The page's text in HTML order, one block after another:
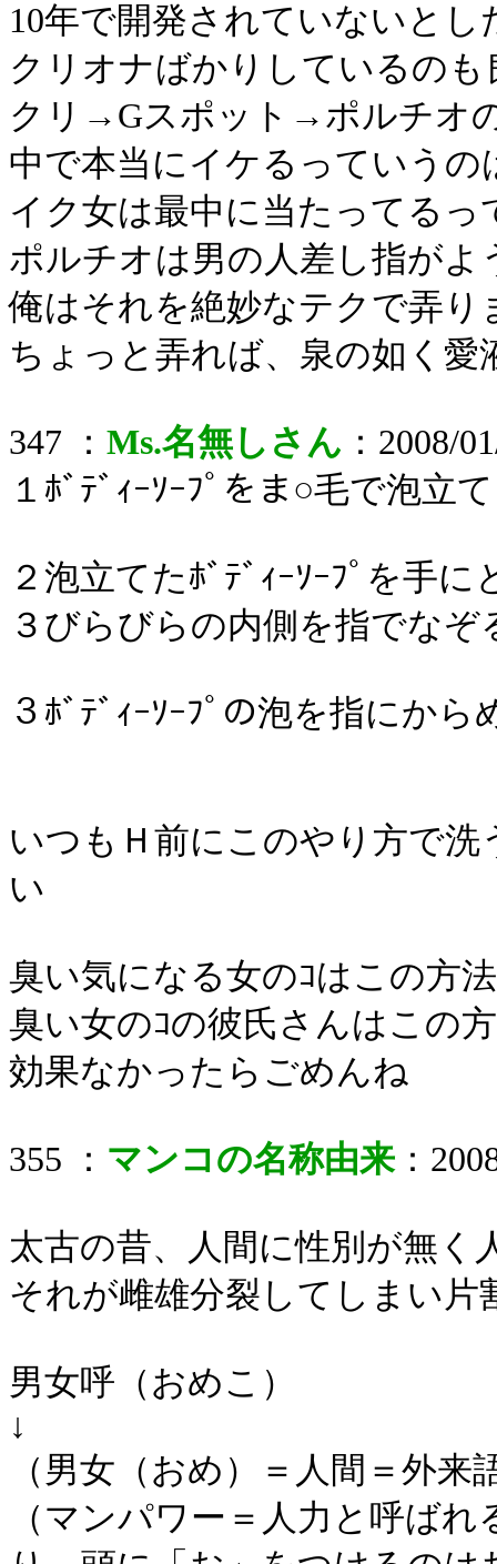
10年で開発されていないと
クリオナばかりしているのも
クリ→Gスポット→ポルチオ
中で本当にイケるっていう
イク女は最中に当たってる
ポルチオは男の人差し指が
俺はそれを絶妙なテクで弄り
ちょっと弄れば、泉の如く
347 ： Ms.名無しさん ：2008/
１ﾎﾞﾃﾞｨｰｿｰﾌﾟをま○毛で泡立
２泡立てたﾎﾞﾃﾞｨｰｿｰﾌﾟを手
３びらびらの内側を指でなぞ
３ﾎﾞﾃﾞｨｰｿｰﾌﾟの泡を指にか
いつもＨ前にこのやり方で洗
い
臭い気になる女のｺはこの方
臭い女のｺの彼氏さんはこの
効果なかったらごめんね
355 ： マンコの名称由来：
太古の昔、人間に性別が無く
それが雌雄分裂してしまい
男女呼（おめこ）
↓
（男女（おめ）＝人間＝外
（マンパワー＝人力と呼ば